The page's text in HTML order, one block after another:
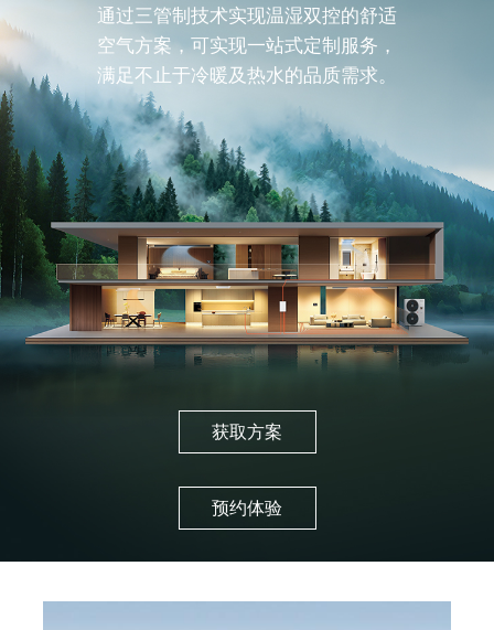
通过三管制技术实现温湿双控的舒适
空气方案，可实现一站式定制服务，
满足不止于冷暖及热水的品质需求。
获取方案
预约体验